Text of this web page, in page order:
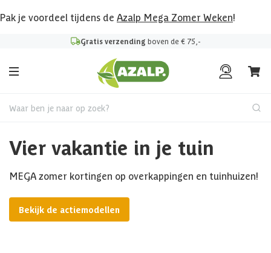
Pak je voordeel tijdens de Azalp Mega Zomer Weken!
Gratis verzending boven de € 75,-
Waar ben je naar op zoek?
Vier vakantie in je tuin
MEGA zomer kortingen op overkappingen en tuinhuizen!
Bekijk de actiemodellen